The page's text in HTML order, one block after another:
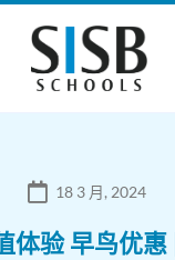
18 3 月, 2024
体验 早鸟优惠